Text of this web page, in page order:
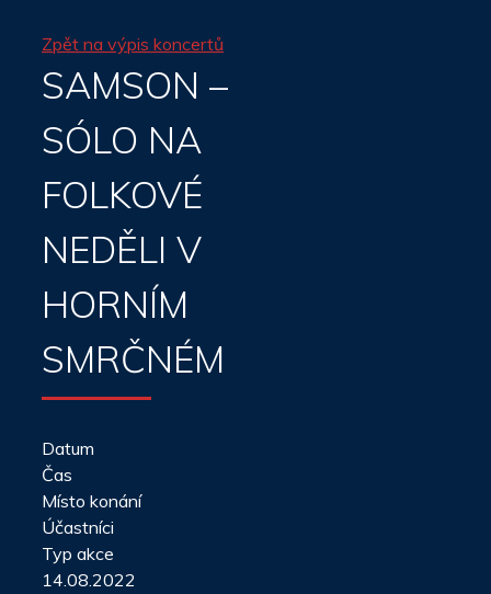
Zpět na výpis koncertů
SAMSON –
SÓLO NA
FOLKOVÉ
NEDĚLI V
HORNÍM
SMRČNÉM
Datum
Čas
Místo konání
Účastníci
Typ akce
14.08.2022